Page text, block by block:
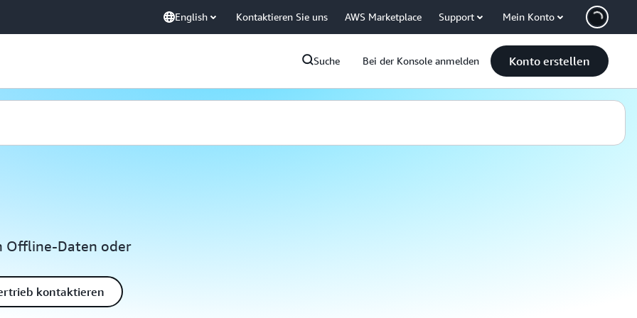
English Kontaktieren Sie uns AWS Marketplace Support Mein Konto
Suche Bei der Konsole anmelden Konto erstellen
Offline-Daten oder
kontaktieren